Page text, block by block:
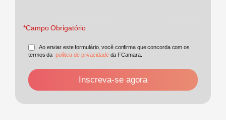
*Campo Obrigatório
Ao enviar este formulário, você confirma que concorda com os
termos da política de privacidadeda FCamara.